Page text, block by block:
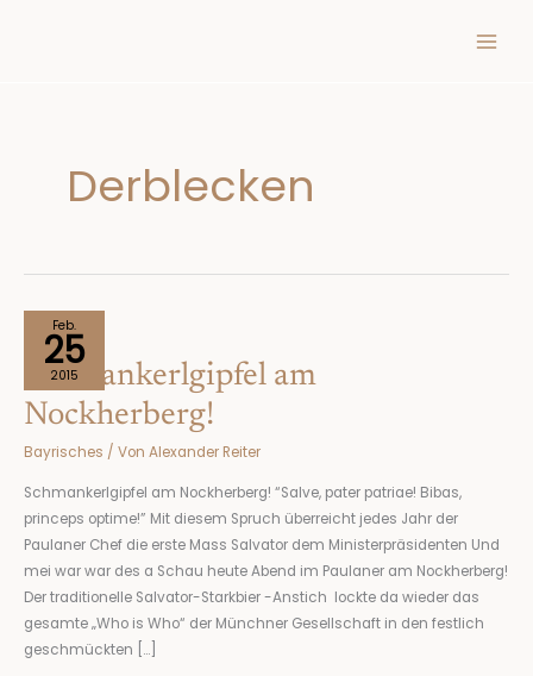
Derblecken
Feb.
25
2015
Schmankerlgipfel am
Nockherberg!
Bayrisches / Von Alexander Reiter
Schmankerlgipfel am Nockherberg! “Salve, pater patriae! Bibas,
princeps optime!” Mit diesem Spruch überreicht jedes Jahr der
Paulaner Chef die erste Mass Salvator dem Ministerpräsidenten Und
mei war war des a Schau heute Abend im Paulaner am Nockherberg!
Der traditionelle Salvator-Starkbier -Anstich lockte da wieder das
gesamte „Who is Who“ der Münchner Gesellschaft in den festlich
geschmückten […]
Schmankerlgipfel
am
Nockherberg!